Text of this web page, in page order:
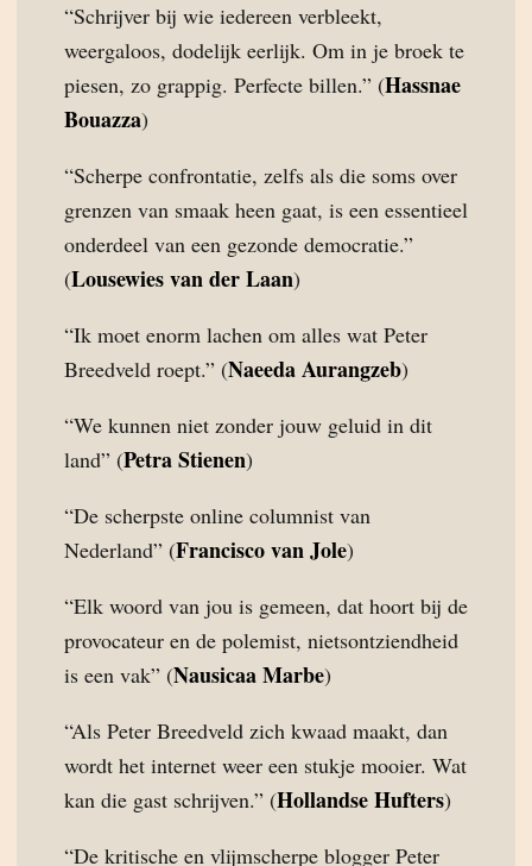
“Schrijver bij wie iedereen verbleekt,
weergaloos, dodelijk eerlijk. Om in je broek te
piesen, zo grappig. Perfecte billen.” (Hassnae
Bouazza)
“Scherpe confrontatie, zelfs als die soms over
grenzen van smaak heen gaat, is een essentieel
onderdeel van een gezonde democratie.”
(Lousewies van der Laan)
“Ik moet enorm lachen om alles wat Peter
Breedveld roept.” (Naeeda Aurangzeb)
“We kunnen niet zonder jouw geluid in dit
land” (Petra Stienen)
“De scherpste online columnist van
Nederland” (Francisco van Jole)
“Elk woord van jou is gemeen, dat hoort bij de
provocateur en de polemist, nietsontziendheid
is een vak” (Nausicaa Marbe)
“Als Peter Breedveld zich kwaad maakt, dan
wordt het internet weer een stukje mooier. Wat
kan die gast schrijven.” (Hollandse Hufters)
“De kritische en vlijmscherpe blogger Peter